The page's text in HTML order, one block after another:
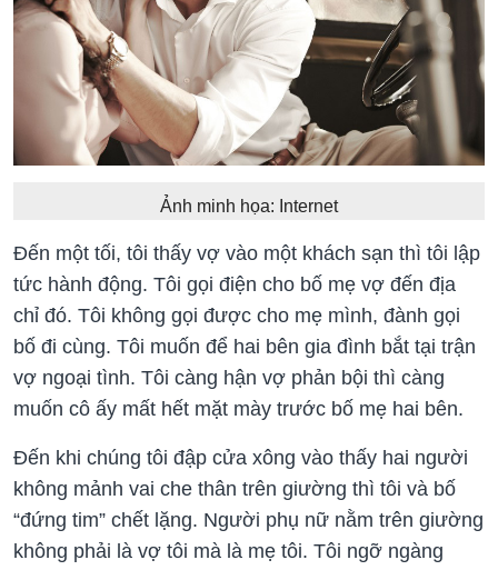
Ảnh minh họa: Internet
Đến một tối, tôi thấy vợ vào một khách sạn thì tôi lập
tức hành động. Tôi gọi điện cho bố mẹ vợ đến địa
chỉ đó. Tôi không gọi được cho mẹ mình, đành gọi
bố đi cùng. Tôi muốn để hai bên gia đình bắt tại trận
vợ ngoại tình. Tôi càng hận vợ phản bội thì càng
muốn cô ấy mất hết mặt mày trước bố mẹ hai bên.
Đến khi chúng tôi đập cửa xông vào thấy hai người
không mảnh vai che thân trên giường thì tôi và bố
“đứng tim” chết lặng. Người phụ nữ nằm trên giường
không phải là vợ tôi mà là mẹ tôi. Tôi ngỡ ngàng